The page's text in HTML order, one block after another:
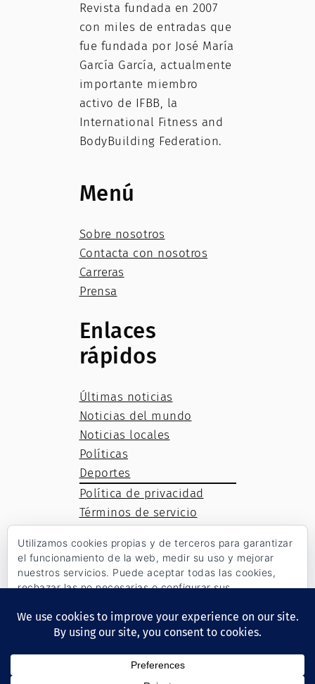
Revista fundada en 2007
con miles de entradas que
fue fundada por José María
García García, actualmente
importante miembro
activo de IFBB, la
International Fitness and
BodyBuilding Federation.
Menú
Sobre nosotros
Contacta con nosotros
Carreras
Prensa
Enlaces
rápidos
Últimas noticias
Noticias del mundo
Noticias locales
Políticas
Deportes
Política de privacidad
Términos de servicio
Tema Pontos News Magazine
Utilizamos cookies propias y de terceros para garantizar
el funcionamiento de la web, medir su uso y mejorar
nuestros servicios. Puede aceptar todas las cookies,
rechazar las no necesarias o configurar sus
Aceptar todo
Rechazar